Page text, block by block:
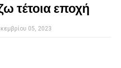
τέτοια εποχή
05, 2023